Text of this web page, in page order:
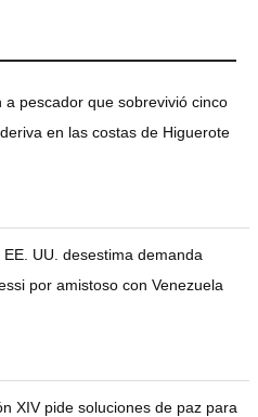
a pescador que sobrevivió cinco
en las costas de Higuerote
UU. desestima demanda
por amistoso con Venezuela
XIV pide soluciones de paz para